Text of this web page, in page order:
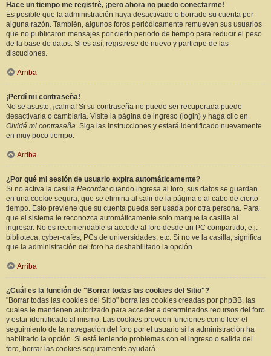
Hace un tiempo me registré, ¡pero ahora no puedo conectarme!
Es posible que la administración haya desactivado o borrado su cuenta por
alguna razón. También, algunos foros periódicamente remueven sus usuarios
que no publicaron mensajes por cierto periodo de tiempo para reducir el peso
de la base de datos. Si es así, registrese de nuevo y participe de las
discuciones.
Arriba
¡Perdí mi contraseña!
No se asuste, ¡calma! Si su contraseña no puede ser recuperada puede
desactivarla o cambiarla. Visite la página de ingreso (login) y haga clic en
Olvidé mi contraseña. Siga las instrucciones y estará identificado nuevamente
en muy poco tiempo.
Arriba
¿Por qué mi sesión de usuario expira automáticamente?
Si no activa la casilla Recordarcuando ingresa al foro, sus datos se guardan
en una cookie segura, que se elimina al salir de la página o al cabo de cierto
tiempo. Esto previene que su cuenta pueda ser usada por otra persona. Para
que el sistema le reconozca automáticamente solo marque la casilla al
ingresar. No es recomendable si accede al foro desde un PC compartido, e.j.
biblioteca, cyber-cafés, PCs de universidades, etc. Si no ve la casilla, significa
que la administración del foro ha deshabilitado la opción.
Arriba
¿Cuál es la función de "Borrar todas las cookies del Sitio"?
"Borrar todas las cookies del Sitio" borra las cookies creadas por phpBB, las
cuales le mantienen autorizado para acceder a determinados recursos del foro
y estar identificado al mismo. Las cookies proveen funciones como leer el
seguimiento de la navegación del foro por el usuario si la administración ha
habilitado la opción. Si está teniendo problemas con el ingreso o salida del
foro, borrar las cookies seguramente ayudará.